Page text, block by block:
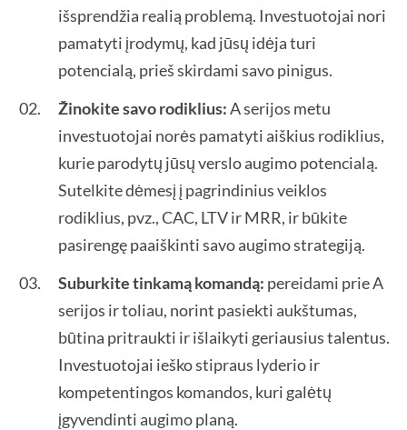
išsprendžia realią problemą. Investuotojai nori
pamatyti įrodymų, kad jūsų idėja turi
potencialą, prieš skirdami savo pinigus.
Žinokite savo rodiklius:A serijos metu
investuotojai norės pamatyti aiškius rodiklius,
kurie parodytų jūsų verslo augimo potencialą.
Sutelkite dėmesį į pagrindinius veiklos
rodiklius, pvz., CAC, LTV ir MRR, ir būkite
pasirengę paaiškinti savo augimo strategiją.
Suburkite tinkamą komandą: pereidami prie A
serijos ir toliau, norint pasiekti aukštumas,
būtina pritraukti ir išlaikyti geriausius talentus.
Investuotojai ieško stipraus lyderio ir
kompetentingos komandos, kuri galėtų
įgyvendinti augimo planą.